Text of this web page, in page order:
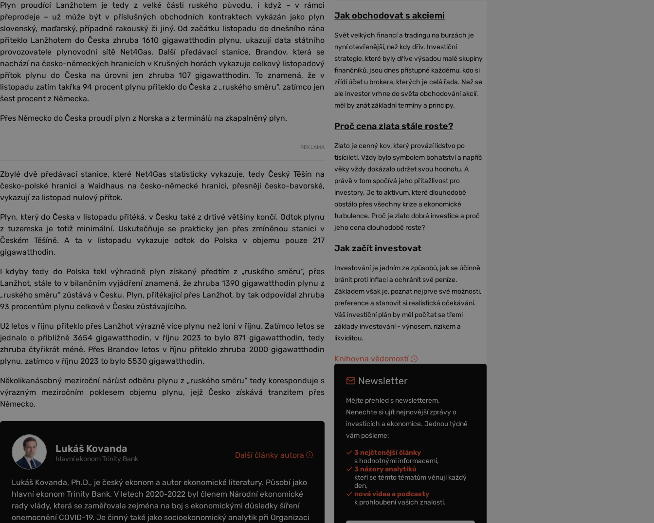
Plyn proudící Lanžhotem je tedy z velké části ruského původu, i když – v rámci
přeprodeje – už může být v příslušných obchodních kontraktech vykázán jako plyn
slovenský, maďarský, případně rakouský či jiný. Od začátku listopadu do dnešního rána
přiteklo Lanžhotem do Česka zhruba 1610 gigawatthodin plynu, ukazují data státního
provozovatele plynovodní sítě Net4Gas. Další předávací stanice, Brandov, která se
nachází na česko-německých hranicích v Krušných horách vykazuje celkový listopadový
přítok plynu do Česka na úrovni jen zhruba 107 gigawatthodin. To znamená, že v
listopadu zatím takřka 94 procent plynu přiteklo do Česka z „ruského směru“, zatímco jen
šest procent z Německa.
Přes Německo do Česka proudí plyn z Norska a z terminálů na zkapalněný plyn.
REKLAMA
Zbylé dvě předávací stanice, které Net4Gas statisticky vykazuje, tedy Český Těšín na
česko-polské hranici a Waidhaus na česko-německé hranici, přesněji česko-bavorské,
vykazují za listopad nulový přítok.
Plyn, který do Česka v listopadu přitéká, v Česku také z drtivé většiny končí. Odtok plynu
z tuzemska je totiž minimální. Uskutečňuje se prakticky jen přes zmíněnou stanici v
Českém Těšíně. A ta v listopadu vykazuje odtok do Polska v objemu pouze 217
gigawatthodin.
I kdyby tedy do Polska tekl výhradně plyn získaný předtím z „ruského směru“, přes
Lanžhot, stále to v bilančním vyjádření znamená, že zhruba 1390 gigawatthodin plynu z
„ruského směru“ zůstává v Česku. Plyn, přitékající přes Lanžhot, by tak odpovídal zhruba
93 procentům plynu celkově v Česku zůstávajícího.
Už letos v říjnu přiteklo přes Lanžhot výrazně více plynu než loni v říjnu. Zatímco letos se
jednalo o přibližně 3654 gigawatthodin, v říjnu 2023 to bylo 871 gigawatthodin, tedy
zhruba čtyřikrát méně. Přes Brandov letos v říjnu přiteklo zhruba 2000 gigawatthodin
plynu, zatímco v říjnu 2023 to bylo 5530 gigawatthodin.
Několikanásobný meziroční nárůst odběru plynu z „ruského směru“ tedy koresponduje s
výrazným meziročním poklesem objemu plynu, jejž Česko získává tranzitem přes
Německo.
Lukáš Kovanda
hlavní ekonom Trinity Bank
Lukáš Kovanda, Ph.D., je český ekonom a autor ekonomické literatury. Působí jako
hlavní ekonom Trinity Bank. V letech 2020-2022 byl členem Národní ekonomické
rady vlády, která se zaměřovala zejména na boj s ekonomickými důsledky šíření
onemocnění COVID-19. Je činný také jako socioekonomický analytik při Organizaci
Další články autora
Jak obchodovat s akciemi
Svět velkých financí a tradingu na burzách je
nyní otevřenější, než kdy dřív. Investiční
strategie, které byly dříve výsadou malé skupiny
finančníků, jsou dnes přístupné každému, kdo si
zřídí účet u brokera, kterých je celá řada. Než se
ale investor vrhne do světa obchodování akcií,
měl by znát základní termíny a principy.
Proč cena zlata stále roste?
Zlato je cenný kov, který provází lidstvo po
tisíciletí. Vždy bylo symbolem bohatství a napříč
věky vždy dokázalo udržet svou hodnotu. A
právě v tom spočívá jeho přitažlivost pro
investory. Je to aktivum, které dlouhodobě
obstálo přes všechny krize a ekonomické
turbulence. Proč je zlato dobrá investice a proč
jeho cena dlouhodobě roste?
Jak začít investovat
Investování je jedním ze způsobů, jak se účinně
bránit proti inflaci a ochránit své peníze.
Základem však je, poznat nejprve své možnosti,
preference a stanovit si realistická očekávání.
Váš investiční plán by měl počítat se třemi
základy investování - výnosem, rizikem a
likviditou.
Knihovna vědomostí
Newsletter
Mějte přehled s newsletterem.
Nenechte si ujít nejnovější zprávy o
investicích a ekonomice. Jednou týdně
vám pošleme:
3 nejčtenější články
s hodnotnými informacemi,
3 názory analytiků
kteří se těmto tématům věnují každý
den,
nová videa a podcasty
k prohloubení vašich znalostí.